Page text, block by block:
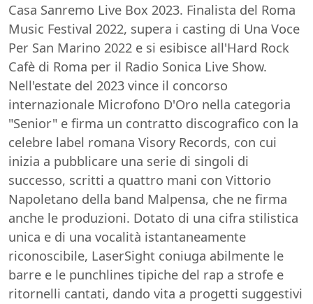
Casa Sanremo Live Box 2023. Finalista del Roma
Music Festival 2022, supera i casting di Una Voce
Per San Marino 2022 e si esibisce all'Hard Rock
Cafè di Roma per il Radio Sonica Live Show.
Nell'estate del 2023 vince il concorso
internazionale Microfono D'Oro nella categoria
"Senior" e firma un contratto discografico con la
celebre label romana Visory Records, con cui
inizia a pubblicare una serie di singoli di
successo, scritti a quattro mani con Vittorio
Napoletano della band Malpensa, che ne firma
anche le produzioni. Dotato di una cifra stilistica
unica e di una vocalità istantaneamente
riconoscibile, LaserSight coniuga abilmente le
barre e le punchlines tipiche del rap a strofe e
ritornelli cantati, dando vita a progetti suggestivi